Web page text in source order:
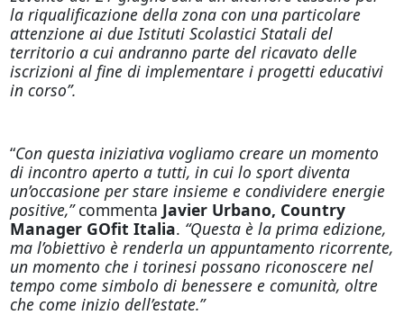
la riqualificazione della zona con una particolare
attenzione ai due Istituti Scolastici Statali del
territorio a cui andranno parte del ricavato delle
iscrizioni al fine di implementare i progetti educativi
in corso”.
“Con questa iniziativa vogliamo creare un momento
di incontro aperto a tutti, in cui lo sport diventa
un’occasione per stare insieme e condividere energie
positive,”commenta Javier Urbano, Country
Manager GOfit Italia. “Questa è la prima edizione,
ma l’obiettivo è renderla un appuntamento ricorrente,
un momento che i torinesi possano riconoscere nel
tempo come simbolo di benessere e comunità, oltre
che come inizio dell’estate.”